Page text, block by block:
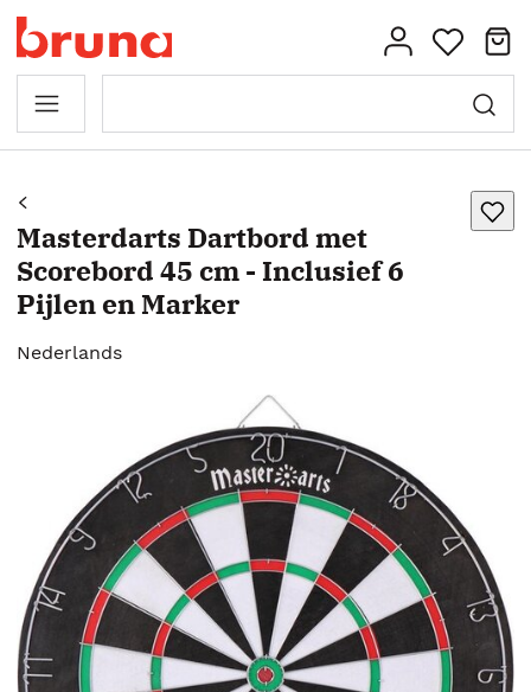
Masterdarts Dartbord met
Scorebord 45 cm - Inclusief 6
Pijlen en Marker
Nederlands